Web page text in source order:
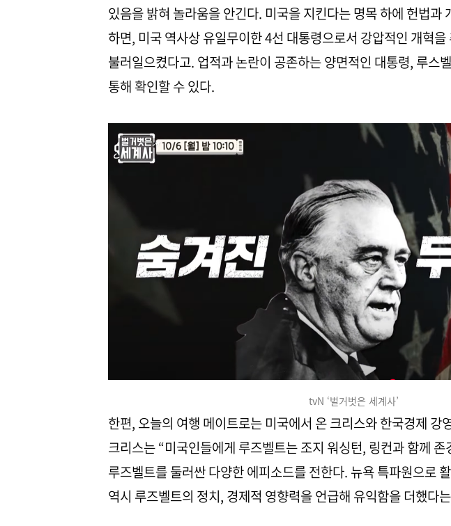
있음을 밝혀 놀라움을 안긴다. 미국을 지킨다는 명목 하에 헌법과
하면, 미국 역사상 유일무이한 4선 대통령으로서 강압적인 개혁
불러일으켰다고. 업적과 논란이 공존하는 양면적인 대통령, 루스
통해 확인할 수 있다.
tvN ‘벌거벗은 세계사’
한편, 오늘의 여행 메이트로는 미국에서 온 크리스와 한국경제 강
크리스는 “미국인들에게 루즈벨트는 조지 워싱턴, 링컨과 함께
루즈벨트를 둘러싼 다양한 에피소드를 전한다. 뉴욕 특파원으로
역시 루즈벨트의 정치, 경제적 영향력을 언급해 유익함을 더했다